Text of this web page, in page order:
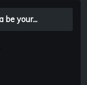
be your...